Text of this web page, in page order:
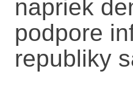
napriek
podpore
republiky